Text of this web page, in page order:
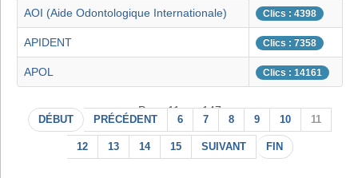
AOI (Aide Odontologique Internationale) Clics : 4398
APIDENT Clics : 7358
APOL Clics : 14161
Page 11 sur 147
DÉBUT PRÉCÉDENT 6 7 8 9 10 11
12 13 14 15 SUIVANT FIN